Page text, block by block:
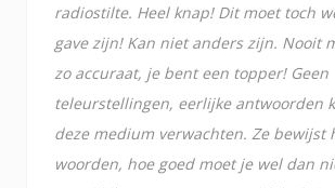
radiostilte. Heel knap! Dit moet toch
gave zijn! Kan niet anders zijn. Nooit
zo accuraat, je bent een topper! Geen
teleurstellingen, eerlijke antwoorden
deze medium verwachten. Ze bewijst
woorden, hoe goed moet je wel dan